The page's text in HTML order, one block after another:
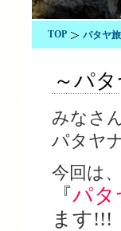
TOP パタヤ
～パ
みなさ
パタヤ
今回は
『パタ
ます!!!